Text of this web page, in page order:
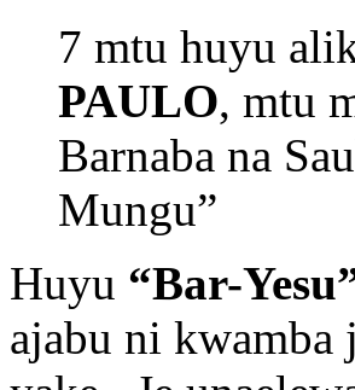
7 mtu huyu
PAULO, mtu
Barnaba na
Mungu”
Huyu “Bar-
ajabu ni kwamba